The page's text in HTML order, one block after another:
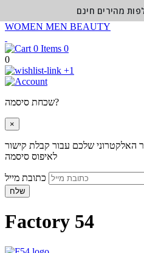
WOMEN MEN BEAUTY
0
0
+1
שכחת סיסמה?
×
האלקטרוני שלכם עבור קבלת קישור
לאיפוס סיסמה
שלח
Factory 54
מהירים חינם